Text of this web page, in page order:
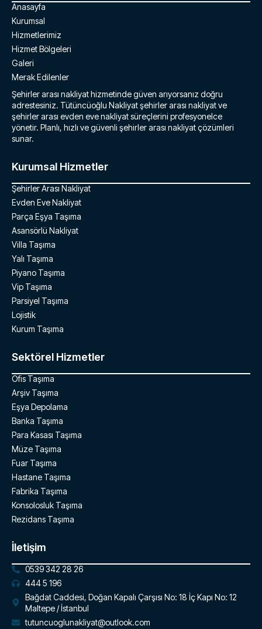
Anasayfa
Kurumsal
Hizmetlerimiz
Hizmet Bölgeleri
Galeri
Merak Edilenler
Şehirler arası nakliyat hizmetinde güven arıyorsanız doğru
adrestesiniz. Tütüncüoğlu Nakliyat şehirler arası nakliyat ve
şehirler arası evden eve nakliyat süreçlerini profesyonelce
yönetir. Planlı, hızlı ve güvenli şehirler arası nakliyat çözümleri
sunar.
Kurumsal Hizmetler
Şehirler Arası Nakliyat
Evden Eve Nakliyat
Parça Eşya Taşıma
Asansörlü Nakliyat
Villa Taşıma
Yalı Taşıma
Piyano Taşıma
Vip Taşıma
Parsiyel Taşıma
Lojistik
Kurum Taşıma
Sektörel Hizmetler
Ofis Taşıma
Arşiv Taşıma
Eşya Depolama
Banka Taşıma
Para Kasası Taşıma
Müze Taşıma
Fuar Taşıma
Hastane Taşıma
Fabrika Taşıma
Konsolosluk Taşıma
Rezidans Taşıma
İletişim
0539 342 28 26
444 5 196
Bağdat Caddesi, Doğan Kapalı Çarşısı No: 18 İç Kapı No: 12
Maltepe / İstanbul
tutuncuoglunakliyat@outlook.com